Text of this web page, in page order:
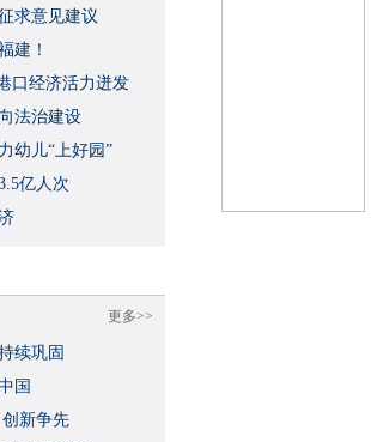
求意见建议
建！
口经济活力迸发
法治建设
幼儿“上好园”
亿人次
更多>>
续巩固
国
新争先